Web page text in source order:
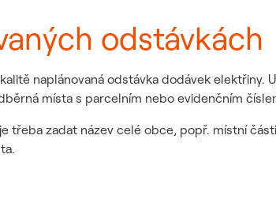
odstávkách
naplánovaná odstávka dodávek elektřiny.
místa s parcelním nebo evidenčním
zadat název celé obce, popř. místní